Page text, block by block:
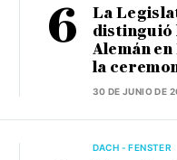
La
distinguió
Alemán
la
30 DE JUNIO DE
DACH - FENSTER